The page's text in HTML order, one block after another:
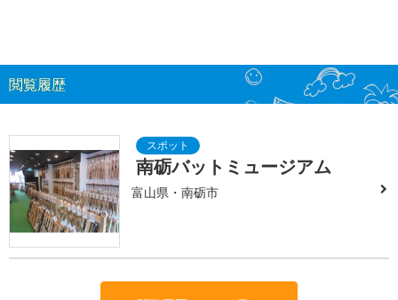
閲覧履歴
南砺バットミュージアム
富山県・南砺市